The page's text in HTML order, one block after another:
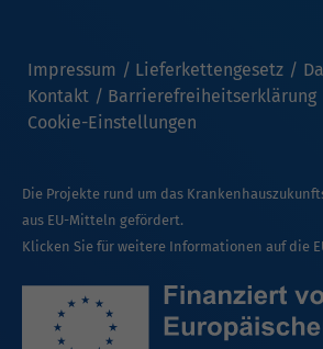
Impressum Lieferkettengesetz
Kontakt
Barrierefreiheitserklärung
Cookie-Einstellungen
Die Projekte rund um das
aus EU-Mitteln gefördert.
Klicken Sie für weitere Informationen auf die